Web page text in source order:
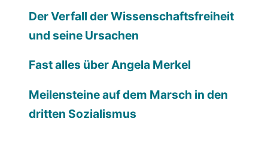
Der Verfall der Wissenschaftsfreiheit
und seine Ursachen
Fast alles über Angela Merkel
Meilensteine auf dem Marsch in den
dritten Sozialismus